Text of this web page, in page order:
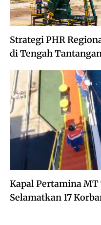
Strategi PHR
di Tengah
Kapal Pertamina
Selamatkan 17